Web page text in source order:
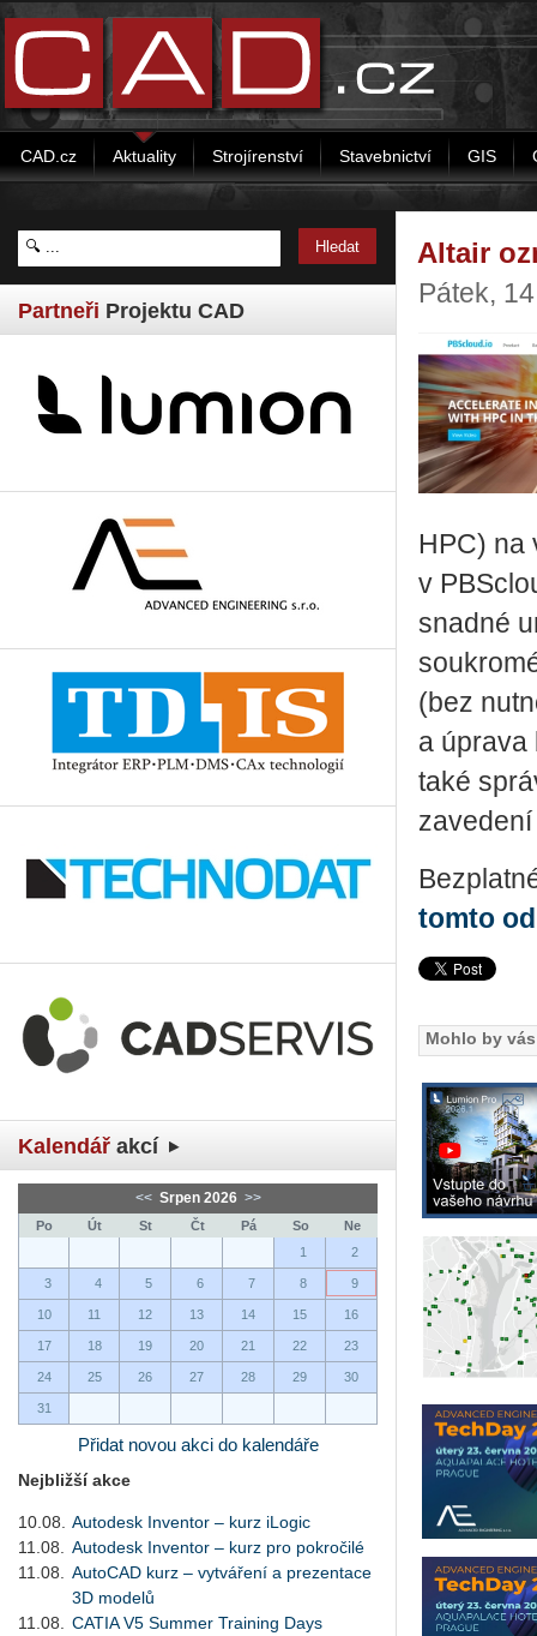
CAD.cz Aktuality Strojírenství Stavebnictví GIS
Partneři Projektu CAD
Kalendář akcí
<< Srpen 2026 >>
Po Út St Čt Pá So
Ne
1
2
3 4 5 6 7 8 9
10 11 12 13 14 15 16
17 18 19 20 21 22 23
24 25 26 27 28 29 30
31
Přidat novou akci do kalendáře
Nejbližší akce
10.08.
Autodesk Inventor – kurz iLogic
11.08.
Autodesk Inventor – kurz pro pokročilé
11.08.
AutoCAD kurz – vytváření a prezentace
3D modelů
11.08.
CATIA V5 Summer Training Days
Altair
Pátek,
HPC) na
v
snadné
(bez
a úprava
také
tomto
Mohlo by